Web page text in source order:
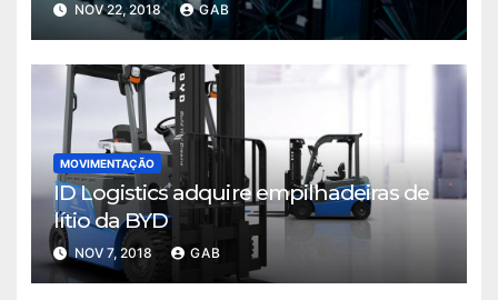
NOV 22, 2018 GAB
MOVIMENTAÇÃO
ID Logistics adquire empilhadeiras de
lítio da BYD
NOV 7, 2018 GAB